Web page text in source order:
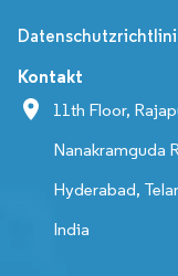
Kontakt
11th Floor,
Nanakramguda
Hyderabad,
India